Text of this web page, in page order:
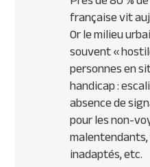
française vit
Or le milieu
souvent «
personnes en
handicap :
absence de
pour les non-
inadaptés, etc.